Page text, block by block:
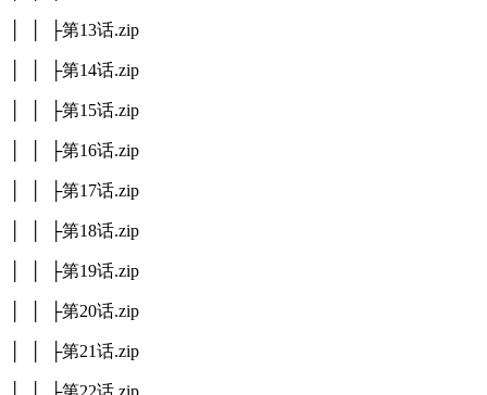
│ │ ├第13话.zip
│ │ ├第14话.zip
│ │ ├第15话.zip
│ │ ├第16话.zip
│ │ ├第17话.zip
│ │ ├第18话.zip
│ │ ├第19话.zip
│ │ ├第20话.zip
│ │ ├第21话.zip
│ │ ├第22话.zip